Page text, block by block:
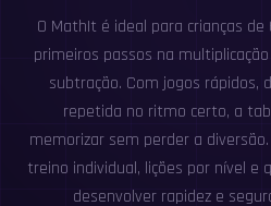
O MathIt é ideal para crianças
primeiros passos na
subtração. Com jogos rápidos,
repetida no ritmo certo, a
memorizar sem perder a
treino individual, lições por nível e
desenvolver rapidez e